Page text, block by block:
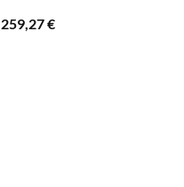
259,27€